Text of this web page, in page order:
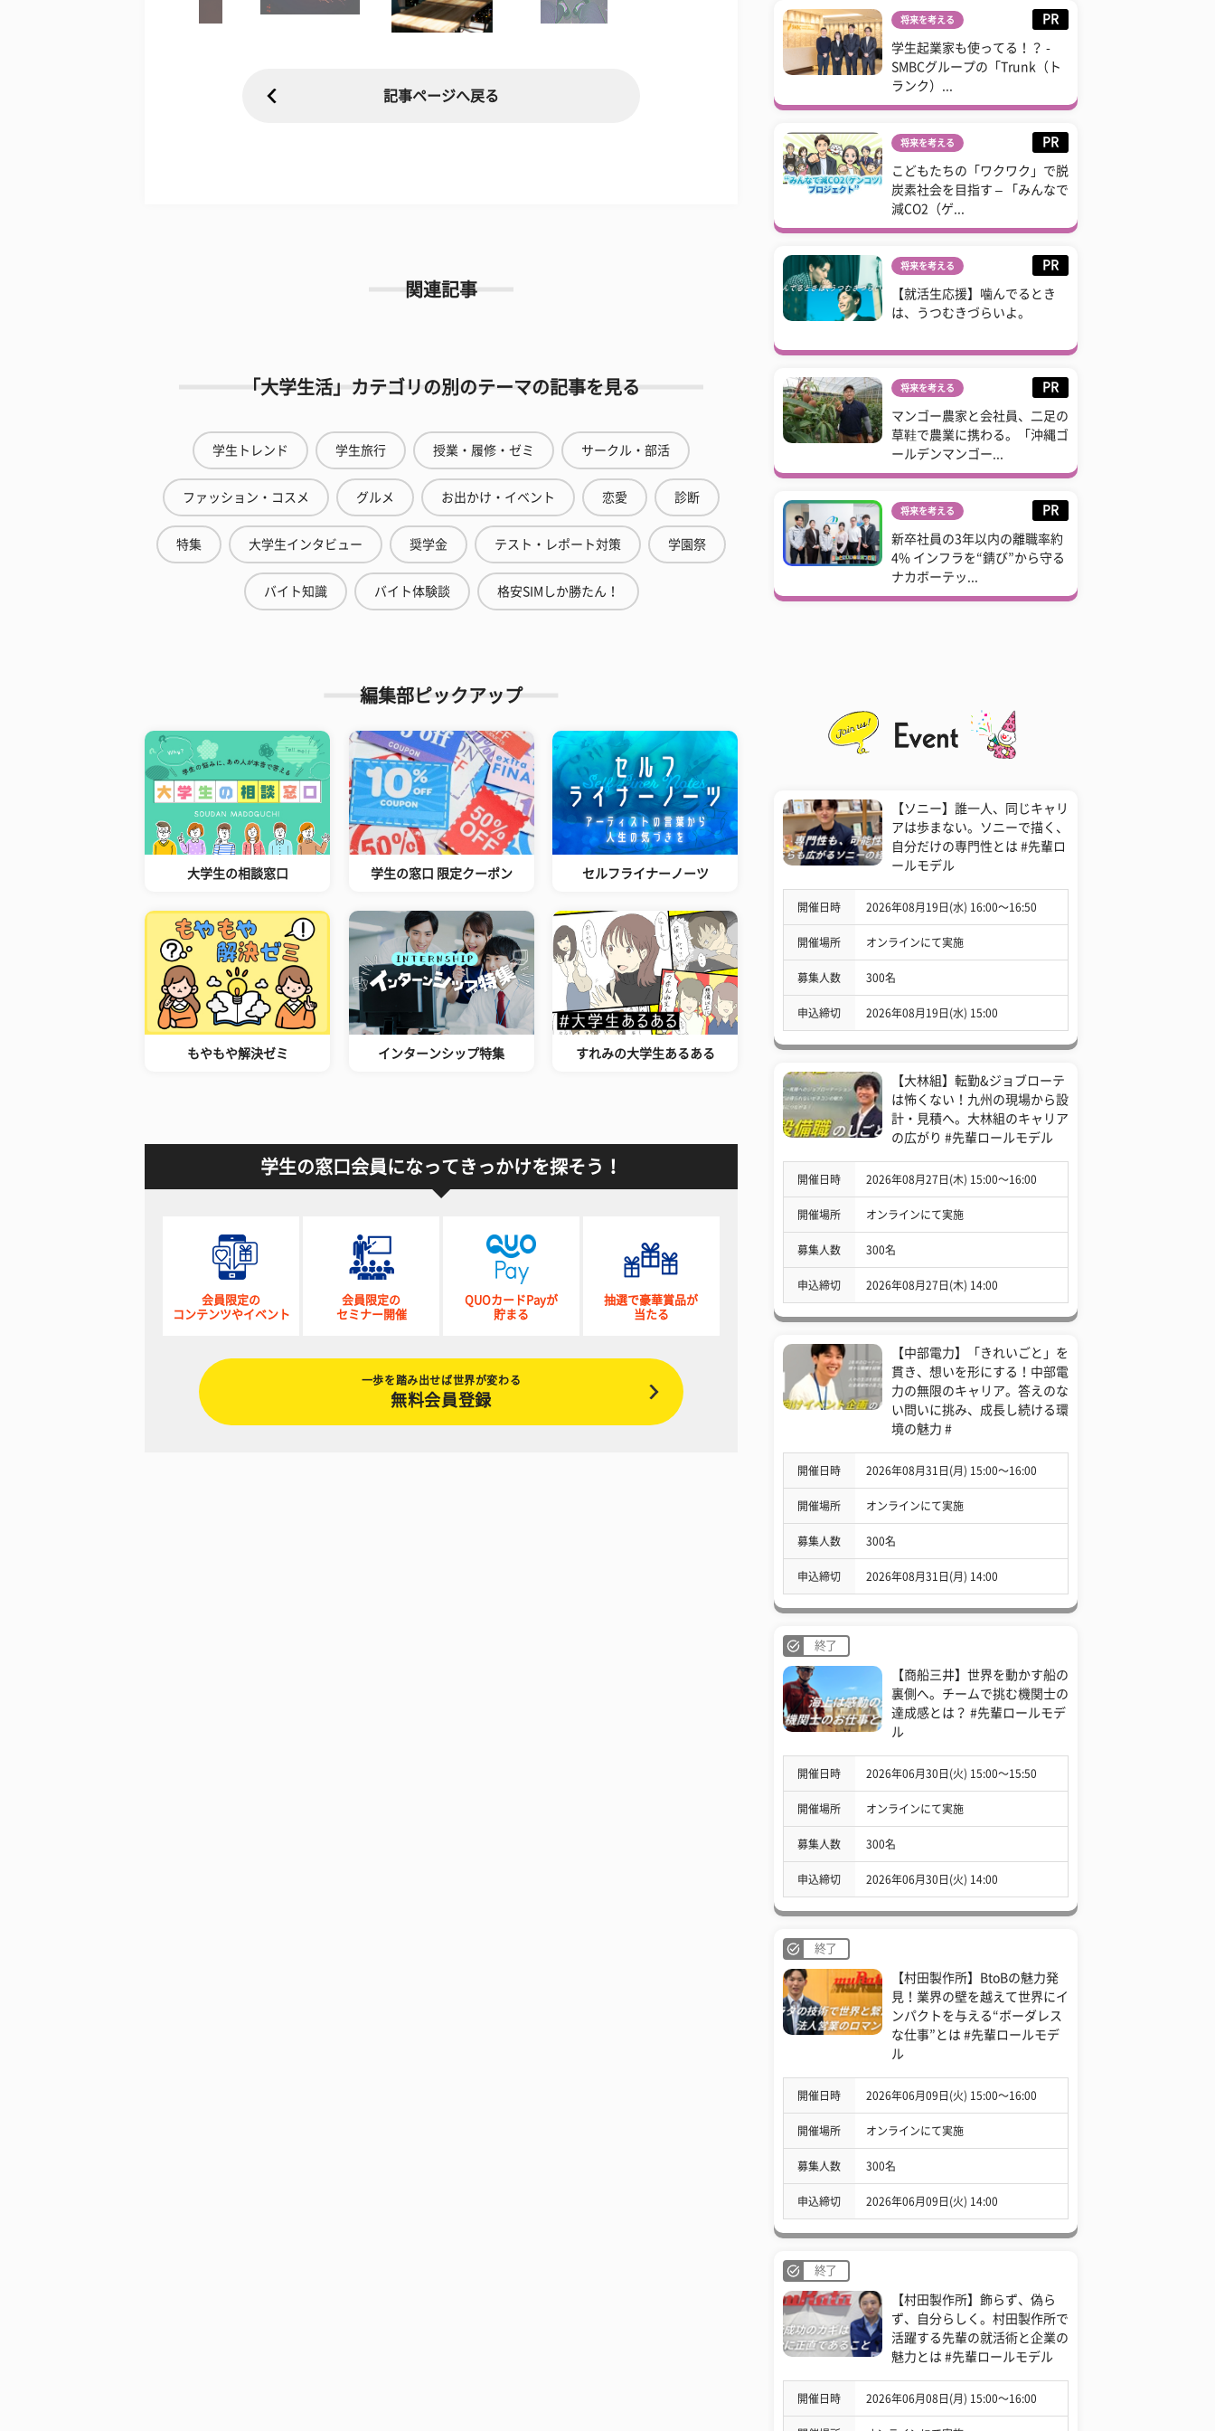
記事ページへ戻る
関連記事
「大学生活」カテゴリの別のテーマの記事を見る
学生トレンド 学生旅行 授業・履修・ゼミ サークル・部活
ファッション・コスメ グルメ お出かけ・イベント 恋愛 診断
特集 大学生インタビュー 奨学金 テスト・レポート対策 学園祭
バイト知識 バイト体験談 格安SIMしか勝たん！
編集部ピックアップ
大学生の相談窓口 学生の窓口 限定クーポン セルフライナーノーツ
もやもや解決ゼミ インターンシップ特集 すれみの大学生あるある
学生の窓口会員になってきっかけを探そう！
会員限定の
コンテンツやイベント
会員限定の
セミナー開催
QUOカードPayが
貯まる
抽選で豪華賞品が
当たる
一歩を踏み出せば世界が変わる
無料会員登録
将来を考える PR
学生起業家も使ってる！？ -
SMBCグループの「Trunk（ト
ランク）...
将来を考える PR
こどもたちの「ワクワク」で脱
炭素社会を目指す – 「みんなで
減CO2（ゲ...
将来を考える PR
【就活生応援】噛んでるとき
は、うつむきづらいよ。
将来を考える PR
マンゴー農家と会社員、二足の
草鞋で農業に携わる。「沖縄ゴ
ールデンマンゴー...
将来を考える PR
新卒社員の3年以内の離職率約
4% インフラを“錆び”から守る
ナカボーテッ...
【ソニー】誰一人、同じキャリ
アは歩まない。ソニーで描く、
自分だけの専門性とは #先輩ロ
ールモデル
開催日時 2026年08月19日(水) 16:00〜16:50
開催場所 オンラインにて実施
募集人数 300名
申込締切 2026年08月19日(水) 15:00
【大林組】転勤&ジョブローテ
は怖くない！九州の現場から設
計・見積へ。大林組のキャリア
の広がり #先輩ロールモデル
開催日時 2026年08月27日(木) 15:00〜16:00
開催場所 オンラインにて実施
募集人数 300名
申込締切 2026年08月27日(木) 14:00
【中部電力】「きれいごと」を
貫き、想いを形にする！中部電
力の無限のキャリア。答えのな
い問いに挑み、成長し続ける環
境の魅力 #
開催日時 2026年08月31日(月) 15:00〜16:00
開催場所 オンラインにて実施
募集人数 300名
申込締切 2026年08月31日(月) 14:00
終了
【商船三井】世界を動かす船の
裏側へ。チームで挑む機関士の
達成感とは？ #先輩ロールモデ
ル
開催日時 2026年06月30日(火) 15:00〜15:50
開催場所 オンラインにて実施
募集人数 300名
申込締切 2026年06月30日(火) 14:00
終了
【村田製作所】BtoBの魅力発
見！業界の壁を越えて世界にイ
ンパクトを与える“ボーダレス
な仕事”とは #先輩ロールモデ
ル
開催日時 2026年06月09日(火) 15:00〜16:00
開催場所 オンラインにて実施
募集人数 300名
申込締切 2026年06月09日(火) 14:00
終了
【村田製作所】飾らず、偽ら
ず、自分らしく。村田製作所で
活躍する先輩の就活術と企業の
魅力とは #先輩ロールモデル
開催日時 2026年06月08日(月) 15:00〜16:00